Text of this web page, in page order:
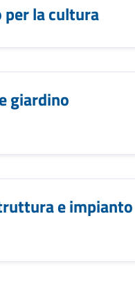
per la cultura
giardino
e impianto